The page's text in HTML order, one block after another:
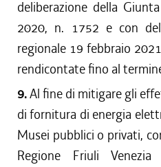
deliberazione della
2020, n. 1752 e con
regionale 19 febbraio
rendicontate fino al
9.Al fine di mitigare gli
di fornitura di energia
Musei pubblici o privati,
Regione Friuli